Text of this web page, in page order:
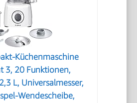
Küchenmaschine
3, 20 Funktionen,
L, Universalmesser,
Wendescheibe,